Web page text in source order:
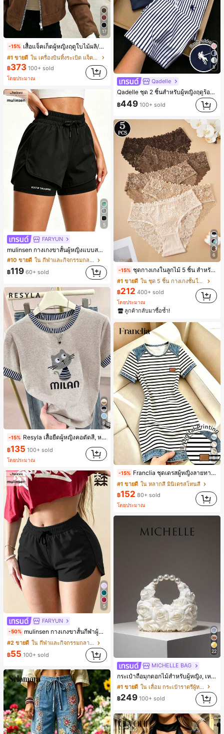
17
-15% เสื้อแจ็คเก็ตผู้หญิงฤดูใบไม้ผลิ/ใบไม้ร่วง สีพื้น หนังเทียม สไตล์ปกคอเสื้อ ซิปขึ้น แขนยาว สไตล์ลำลอง วิทยาลัย สนามบิน เสื้อนอก สีน้ำตาล สไตล์สบายๆ ฤดูใบไม้ร่วง
#1 ขายดี
ใน เครื่องบินทิ้งระเบิด แจ็คเก็ตผู้หญิง
฿373 100+ sold
โดยประมาณ
5
FARYUN
mulinsen กางเกงขาสั้นผู้หญิงแบบสบายๆ สีพื้น หลวม อเนกประสงค์ กางเกงขาสั้นกีฬา 2-In-1 สำหรับวิ่ง ฟิตเนส และการฝึกซ้อมกีฬาในฤดูร้อน
#10 ขายดี
ใน กีฬาและกิจกรรมกลางแจ้ง
฿119 60+ sold
6
-15% Resyla เสื้อยืดผู้หญิงคอตัดสี, หลากสี, ลายพิมพ์แมวน่ารัก, เสื้อสำหรับออกไปเที่ยวฤดูร้อน, ดีไซน์กราฟิก, ความรู้สึกพรีเมียม, ลำลองอเนกประสงค์, สวมใส่ประจำวัน, กลางแจ้ง, ช้อปปิ้ง, การเดินทาง เสื้อผ้ากลางแจ้ง
฿135 100+ sold
โดยประมาณ
5
FARYUN
-50% mulinsen กางเกงขาสั้นกีฬาผู้หญิง ดีไซน์ปลายเปิด เอวยืดหยุ่น กางเกงขาสั้นลำลองกีฬาฤดูร้อน ความยาว 3/4
#2 ขายดี
ใน กีฬาและกิจกรรมกลางแจ้ง
฿55 100+ sold
5
Qadelle
Qadelle ชุด 2 ชิ้นสำหรับผู้หญิงฤดูร้อนแบบสบายๆ สำหรับใส่ทุกวัน, กางเกงขายาวลายทางสีน้ำเงินเข้มและสีขาว, เสื้อยืดแขนสั้นคอกลมปักลายรัดรูป
฿449 100+ sold
6
-15% ชุดกางเกงในลูกไม้ 5 ชิ้น สำหรับใส่ทุกวัน
#1 ขายดี
ใน ชุด 5 ชิ้น กางเกงชั้นในผู้หญิง
฿212 400+ sold
โดยประมาณ
ลูกค้ากลับมาซื้อซ้ำ!
5
-15% Franclia ชุดเดรสผู้หญิงลายทางสีดำขาวแบบแพตช์เวิร์กเอฟเฟกต์เดนิม สำหรับฤดูร้อน รุ่นใหม่ พิมพ์ดิจิทัลลายทางแบบไม่เดนิม ดีไซน์นิช แขนสั้น
#1 ขายดี ใน หลากสี มินิเดรสโทนสี
฿152 80+ sold
โดยประมาณ
22
MICHELLE BAG
กระเป๋าถือมุกดอกไม้สำหรับผู้หญิง, เหมาะสำหรับชุดราตรี, ชุดบอล, เครื่องประดับงานแต่งงาน, กระเป๋าสตางค์สุภาพสตรีหรูหรา, ของขวัญสำหรับผู้หญิง (ลายสุ่ม)
#1 ขายดี
ใน เลื่อม กระเป๋าราตรีผู้หญิง
฿249 100+ sold